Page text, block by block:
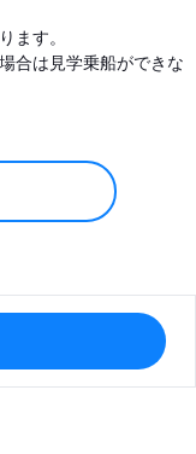
ます。
合は見学乗船ができな